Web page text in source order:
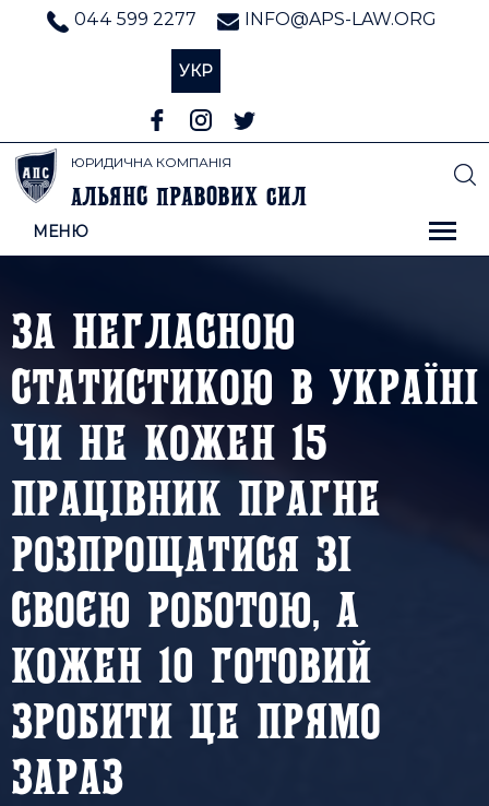
044 599 2277 INFO@APS-LAW.ORG
УКР
ЮРИДИЧНА КОМПАНІЯ
Альянс Правових Сил
МЕНЮ
ЗА НЕГЛАСНОЮ
СТАТИСТИКОЮ В УКРАЇНІ
ЧИ НЕ КОЖЕН 15
ПРАЦІВНИК ПРАГНЕ
РОЗПРОЩАТИСЯ ЗІ
СВОЄЮ РОБОТОЮ, А
КОЖЕН 10 ГОТОВИЙ
ЗРОБИТИ ЦЕ ПРЯМО
ЗАРАЗ